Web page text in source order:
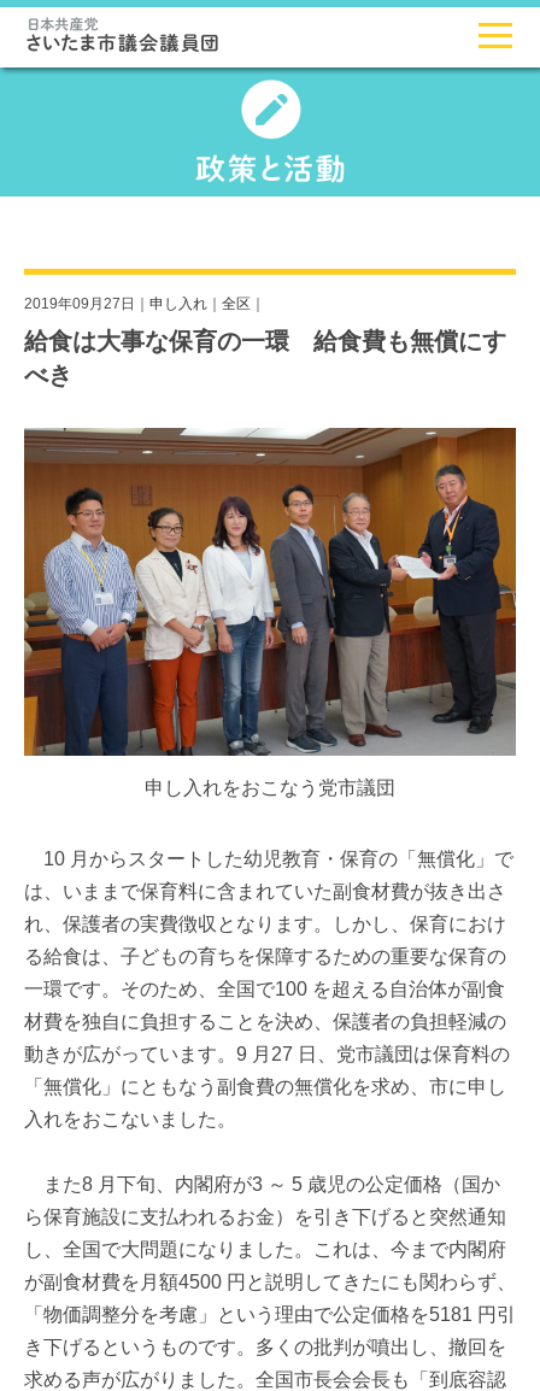
2019年09月27日｜ 申し入れ 全区
給食は大事な保育の一環 給食費も無償にす
べき
申し入れをおこなう党市議団
10 月からスタートした幼児教育・保育の「無償化」で
は、いままで保育料に含まれていた副食材費が抜き出さ
れ、保護者の実費徴収となります。しかし、保育におけ
る給食は、子どもの育ちを保障するための重要な保育の
一環です。そのため、全国で100 を超える自治体が副食
材費を独自に負担することを決め、保護者の負担軽減の
動きが広がっています。9 月27 日、党市議団は保育料の
「無償化」にともなう副食費の無償化を求め、市に申し
入れをおこないました。
また8 月下旬、内閣府が3 ～ 5 歳児の公定価格（国か
ら保育施設に支払われるお金）を引き下げると突然通知
し、全国で大問題になりました。これは、今まで内閣府
が副食材費を月額4500 円と説明してきたにも関わらず、
「物価調整分を考慮」という理由で公定価格を5181 円引
き下げるというものです。多くの批判が噴出し、撤回を
求める声が広がりました。全国市長会会長も「到底容認